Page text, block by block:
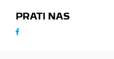
PRATI NAS